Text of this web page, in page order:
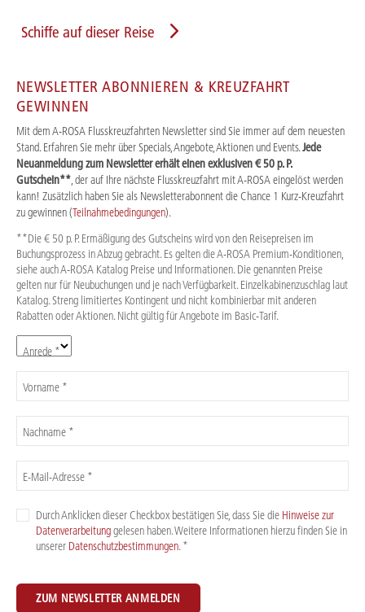
Schiffe auf dieser Reise
NEWSLETTER ABONNIEREN & KREUZFAHRT
GEWINNEN
Mit dem A-ROSA Flusskreuzfahrten Newsletter sind Sie immer auf dem neuesten
Stand. Erfahren Sie mehr über Specials, Angebote, Aktionen und Events.Jede
Neuanmeldung zum Newsletter erhält einen exklusiven € 50 p. P.
Gutschein**, der auf Ihre nächste Flusskreuzfahrt mit A-ROSA eingelöst werden
kann! Zusätzlich haben Sie als Newsletterabonnent die Chance 1 Kurz-Kreuzfahrt
zu gewinnen (Teilnahmebedingungen).
**Die € 50 p. P. Ermäßigung des Gutscheins wird von den Reisepreisen im
Buchungsprozess in Abzug gebracht. Es gelten die A-ROSA Premium-Konditionen,
siehe auch A-ROSA Katalog Preise und Informationen. Die genannten Preise
gelten nur für Neubuchungen und je nach Verfügbarkeit. Einzelkabinenzuschlag laut
Katalog. Streng limitiertes Kontingent und nicht kombinierbar mit anderen
Rabatten oder Aktionen. Nicht gültig für Angebote im Basic-Tarif.
Anrede *
Vorname *
Nachname *
E-Mail-Adresse *
Durch Anklicken dieser Checkbox bestätigen Sie, dass Sie die Hinweise zur
Datenverarbeitunggelesen haben. Weitere Informationen hierzu finden Sie in
unserer Datenschutzbestimmungen. *
ZUM NEWSLETTER ANMELDEN